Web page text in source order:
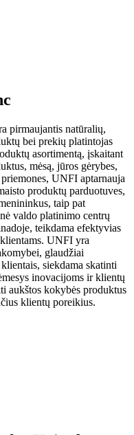
pirmaujantis natūralių,
bei prekių platintojas
asortimentą, įskaitant
mėsą, jūros gėrybes,
UNFI aptarnauja
produktų parduotuves,
taip pat
valdo platinimo centrų
teikdama efektyvias
UNFI yra
glaudžiai
siekdama skatinti
inovacijoms ir klientų
aukštos kokybės produktus
klientų poreikius.